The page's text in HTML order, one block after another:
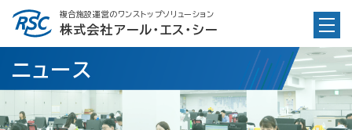
Skip
content
複合施設運営のワンストップソリューション
株式会社アール・エス・シー
ニュース